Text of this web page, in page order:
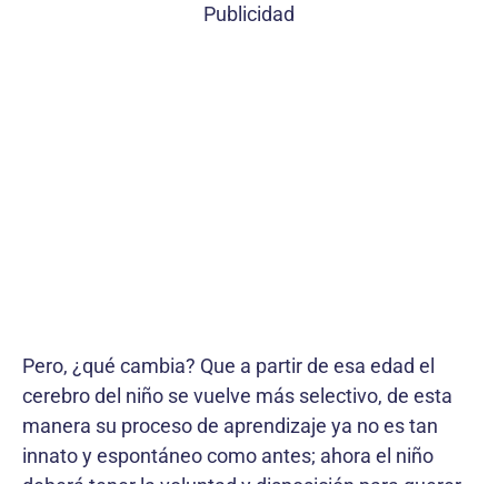
Publicidad
Pero, ¿qué cambia? Que a partir de esa edad el
cerebro del niño se vuelve más selectivo, de esta
manera su proceso de aprendizaje ya no es tan
innato y espontáneo como antes; ahora el niño